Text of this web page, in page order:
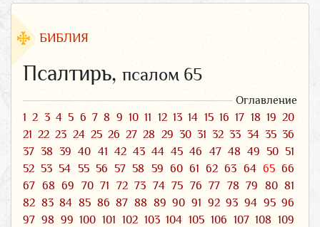
БИБЛИЯ
Псалтирь, псалом 65
Оглавление
1 2 3 4 5 6 7 8 9 10 11 12 13 14 15 16 17 18 19 20
21 22 23 24 25 26 27 28 29 30 31 32 33 34 35 36
37 38 39 40 41 42 43 44 45 46 47 48 49 50 51
52 53 54 55 56 57 58 59 60 61 62 63 64 65 66
67 68 69 70 71 72 73 74 75 76 77 78 79 80 81
82 83 84 85 86 87 88 89 90 91 92 93 94 95 96
97 98 99 100 101 102 103 104 105 106 107 108 109